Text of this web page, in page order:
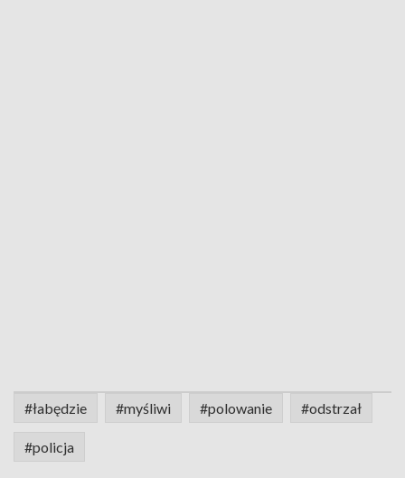
#łabędzie #myśliwi #polowanie #odstrzał
#policja